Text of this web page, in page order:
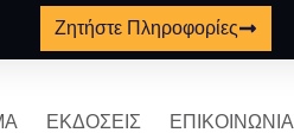
Ζητήστε Πληροφορίες
ΕΚΔΟΣΕΙΣ ΕΠΙΚΟΙΝΩΝΙΑ